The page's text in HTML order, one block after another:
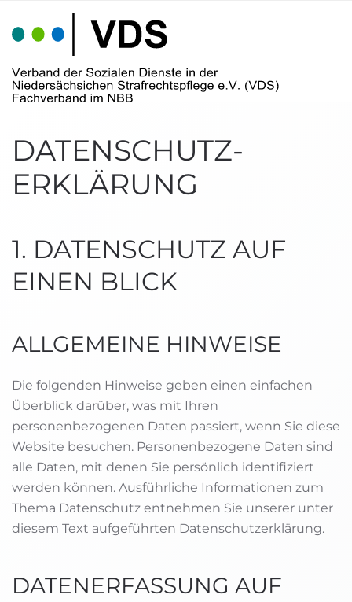
Skip to main content
DATENSCHUTZ­
ERKLÄRUNG
1. DATENSCHUTZ AUF
EINEN BLICK
ALLGEMEINE HINWEISE
Die folgenden Hinweise geben einen einfachen
Überblick darüber, was mit Ihren
personenbezogenen Daten passiert, wenn Sie diese
Website besuchen. Personenbezogene Daten sind
alle Daten, mit denen Sie persönlich identifiziert
werden können. Ausführliche Informationen zum
Thema Datenschutz entnehmen Sie unserer unter
diesem Text aufgeführten Datenschutzerklärung.
DATENERFASSUNG AUF